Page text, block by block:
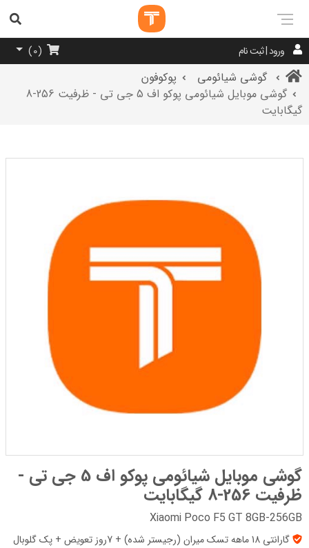
ورود | ثبت نام (
0
)
گوشی شیائومی
پوکوفون
گوشی موبایل شیائومی پوکو اف 5 جی تی - ظرفیت 256-8
گیگابایت
گوشی موبایل شیائومی پوکو اف 5 جی تی -
ظرفیت 256-8 گیگابایت
Xiaomi Poco F5 GT 8GB-256GB
گارانتی 18 ماهه تسک میران (رجیستر شده) + 7روز تعویض + پک‌ گلوبال